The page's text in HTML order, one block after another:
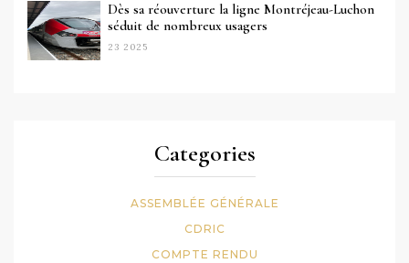
Dès sa réouverture la ligne Montréjeau-Luchon
séduit de nombreux usagers
23 2025
Categories
ASSEMBLÉE GÉNÉRALE
CDRIC
COMPTE RENDU